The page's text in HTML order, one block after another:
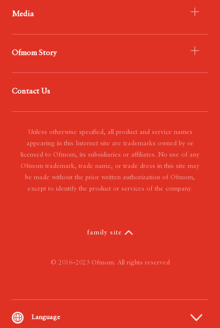
- Service
Media
- Trend News Center
Ofmom Story
- Our Value
Contact Us
Unless otherwise specified, all product and service names
appearing in this Internet site are trademarks owned by or
licensed to Ofmom, its subsidiaries or affiliates. No use of any
Ofmom trademark, trade name, or trade dress in this site may
be made without the prior written authorization of Ofmom,
except to identify the product or services of the company.
family site
© 2016–2023 Ofmom. All rights reserved
Language